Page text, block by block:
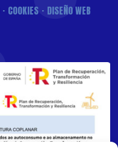
COOKIES DISEÑO WEB